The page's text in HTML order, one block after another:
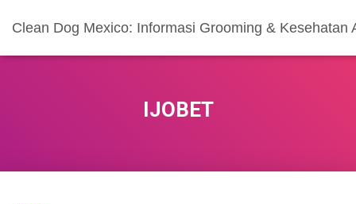
Clean Dog Mexico: Informasi Grooming & Kesehatan
IJOBET